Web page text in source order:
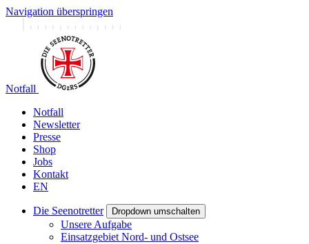
Navigation überspringen
Notfall
Notfall
Newsletter
Presse
Shop
Jobs
Kontakt
EN
Die Seenotretter Dropdown umschalten
Unsere Aufgabe
Einsatzgebiet Nord- und Ostsee